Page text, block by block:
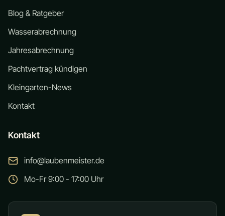
Blog & Ratgeber
Wasserabrechnung
Jahresabrechnung
Pachtvertrag kündigen
Kleingarten-News
Kontakt
Kontakt
info@laubenmeister.de
Mo-Fr 9:00 - 17:00 Uhr